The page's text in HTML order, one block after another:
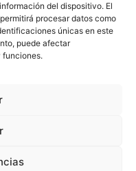
del dispositivo. El
procesar datos como
únicas en este
puede afectar
funciones.
de techo “LOVE
Brand para Brand
Bajos